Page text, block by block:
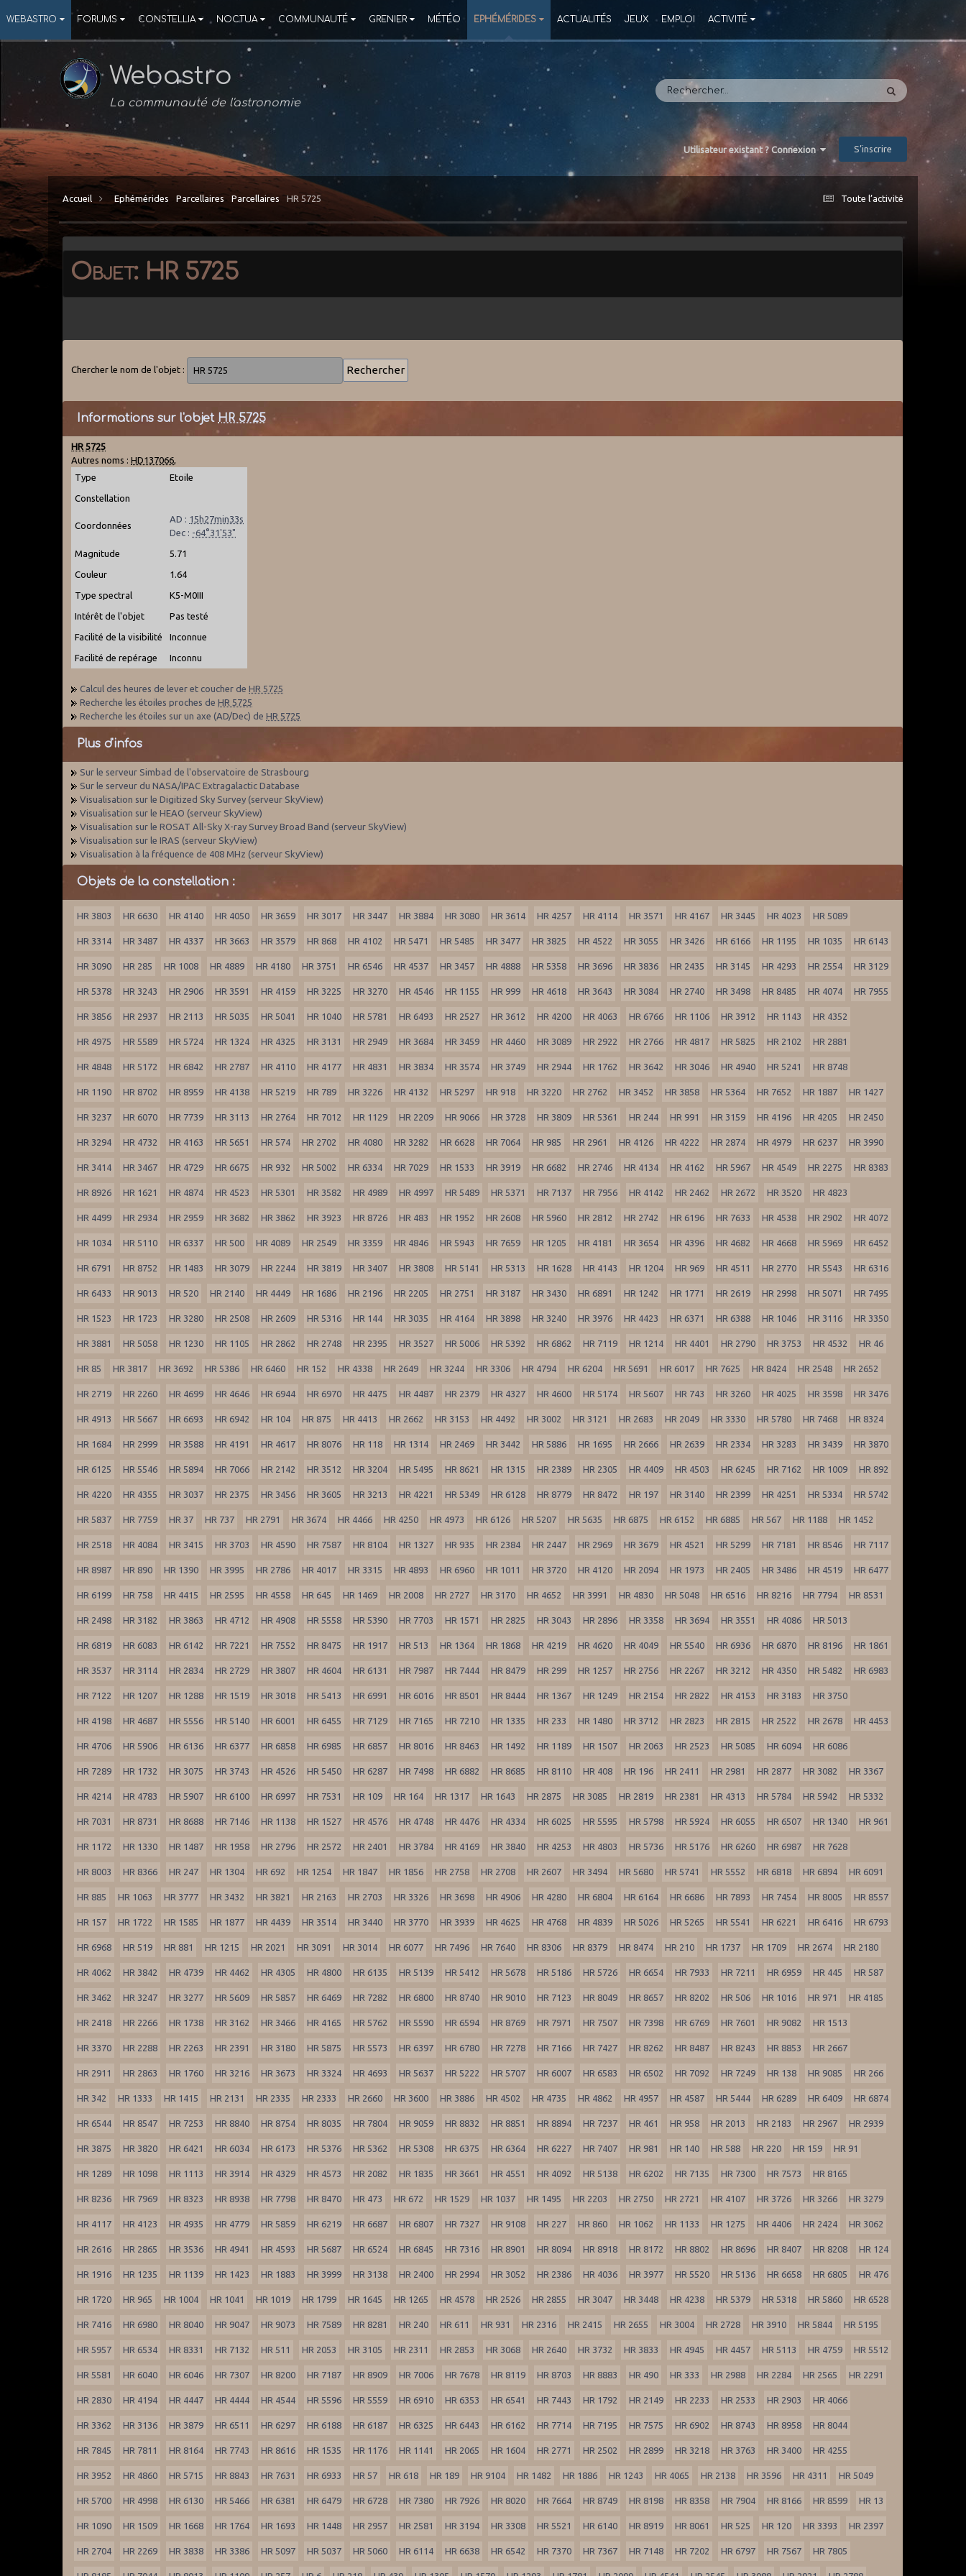
WEBASTRO FORUMS CONSTELLIA NOCTUA COMMUNAUTÉ GRENIER MÉTÉO EPHÉMÉRIDES ACTUALITÉS JEUX EMPLOI ACTIVITÉ
Webastro
La communauté de l'astronomie
Utilisateur existant ? Connexion S’inscrire
Toute l’activité
Accueil Ephémérides Parcellaires Parcellaires HR 5725
Objet: HR 5725
Chercher le nom de l'objet :
Informations sur l'objet HR 5725
HR 5725
Autres noms :HD137066
Type
Etoile
Constellation
Coordonnées
AD : 15h27min33s
Dec : -64°31'53"
Magnitude 5.71
Couleur 1.64
Type spectral K5-M0III
Intérêt de l'objet Pas testé
Facilité de la visibilité Inconnue
Facilité de repérage Inconnu
Calcul des heures de lever et coucher deHR 5725
Recherche les étoiles proches deHR 5725
Recherche les étoiles sur un axe (AD/Dec) deHR 5725
Plus d'infos
Sur le serveur Simbad de l'observatoire de Strasbourg
Sur le serveur du NASA/IPAC Extragalactic Database
Visualisation sur le Digitized Sky Survey (serveur SkyView)
Visualisation sur le HEAO (serveur SkyView)
Visualisation sur le ROSAT All-Sky X-ray Survey Broad Band (serveur SkyView)
Visualisation sur le IRAS (serveur SkyView)
Visualisation à la fréquence de 408 MHz (serveur SkyView)
Objets de la constellation :
HR 3803 HR 6630 HR 4140 HR 4050 HR 3659 HR 3017 HR 3447 HR 3884 HR 3080 HR 3614 HR 4257 HR 4114 HR 3571 HR 4167 HR 3445 HR 4023 HR 5089
HR 3314 HR 3487 HR 4337 HR 3663 HR 3579 HR 868 HR 4102 HR 5471 HR 5485 HR 3477 HR 3825 HR 4522 HR 3055 HR 3426 HR 6166 HR 1195 HR 1035 HR 6143
HR 3090 HR 285 HR 1008 HR 4889 HR 4180 HR 3751 HR 6546 HR 4537 HR 3457 HR 4888 HR 5358 HR 3696 HR 3836 HR 2435 HR 3145 HR 4293 HR 2554 HR 3129
HR 5378 HR 3243 HR 2906 HR 3591 HR 4159 HR 3225 HR 3270 HR 4546 HR 1155 HR 999 HR 4618 HR 3643 HR 3084 HR 2740 HR 3498 HR 8485 HR 4074 HR 7955
HR 3856 HR 2937 HR 2113 HR 5035 HR 5041 HR 1040 HR 5781 HR 6493 HR 2527 HR 3612 HR 4200 HR 4063 HR 6766 HR 1106 HR 3912 HR 1143 HR 4352
HR 4975 HR 5589 HR 5724 HR 1324 HR 4325 HR 3131 HR 2949 HR 3684 HR 3459 HR 4460 HR 3089 HR 2922 HR 2766 HR 4817 HR 5825 HR 2102 HR 2881
HR 4848 HR 5172 HR 6842 HR 2787 HR 4110 HR 4177 HR 4831 HR 3834 HR 3574 HR 3749 HR 2944 HR 1762 HR 3642 HR 3046 HR 4940 HR 5241 HR 8748
HR 1190 HR 8702 HR 8959 HR 4138 HR 5219 HR 789 HR 3226 HR 4132 HR 5297 HR 918 HR 3220 HR 2762 HR 3452 HR 3858 HR 5364 HR 7652 HR 1887 HR 1427
HR 3237 HR 6070 HR 7739 HR 3113 HR 2764 HR 7012 HR 1129 HR 2209 HR 9066 HR 3728 HR 3809 HR 5361 HR 244 HR 991 HR 3159 HR 4196 HR 4205 HR 2450
HR 3294 HR 4732 HR 4163 HR 5651 HR 574 HR 2702 HR 4080 HR 3282 HR 6628 HR 7064 HR 985 HR 2961 HR 4126 HR 4222 HR 2874 HR 4979 HR 6237 HR 3990
HR 3414 HR 3467 HR 4729 HR 6675 HR 932 HR 5002 HR 6334 HR 7029 HR 1533 HR 3919 HR 6682 HR 2746 HR 4134 HR 4162 HR 5967 HR 4549 HR 2275 HR 8383
HR 8926 HR 1621 HR 4874 HR 4523 HR 5301 HR 3582 HR 4989 HR 4997 HR 5489 HR 5371 HR 7137 HR 7956 HR 4142 HR 2462 HR 2672 HR 3520 HR 4823
HR 4499 HR 2934 HR 2959 HR 3682 HR 3862 HR 3923 HR 8726 HR 483 HR 1952 HR 2608 HR 5960 HR 2812 HR 2742 HR 6196 HR 7633 HR 4538 HR 2902 HR 4072
HR 1034 HR 5110 HR 6337 HR 500 HR 4089 HR 2549 HR 3359 HR 4846 HR 5943 HR 7659 HR 1205 HR 4181 HR 3654 HR 4396 HR 4682 HR 4668 HR 5969 HR 6452
HR 6791 HR 8752 HR 1483 HR 3079 HR 2244 HR 3819 HR 3407 HR 3808 HR 5141 HR 5313 HR 1628 HR 4143 HR 1204 HR 969 HR 4511 HR 2770 HR 5543 HR 6316
HR 6433 HR 9013 HR 520 HR 2140 HR 4449 HR 1686 HR 2196 HR 2205 HR 2751 HR 3187 HR 3430 HR 6891 HR 1242 HR 1771 HR 2619 HR 2998 HR 5071 HR 7495
HR 1523 HR 1723 HR 3280 HR 2508 HR 2609 HR 5316 HR 144 HR 3035 HR 4164 HR 3898 HR 3240 HR 3976 HR 4423 HR 6371 HR 6388 HR 1046 HR 3116 HR 3350
HR 3881 HR 5058 HR 1230 HR 1105 HR 2862 HR 2748 HR 2395 HR 3527 HR 5006 HR 5392 HR 6862 HR 7119 HR 1214 HR 4401 HR 2790 HR 3753 HR 4532 HR 46
HR 85 HR 3817 HR 3692 HR 5386 HR 6460 HR 152 HR 4338 HR 2649 HR 3244 HR 3306 HR 4794 HR 6204 HR 5691 HR 6017 HR 7625 HR 8424 HR 2548 HR 2652
HR 2719 HR 2260 HR 4699 HR 4646 HR 6944 HR 6970 HR 4475 HR 4487 HR 2379 HR 4327 HR 4600 HR 5174 HR 5607 HR 743 HR 3260 HR 4025 HR 3598 HR 3476
HR 4913 HR 5667 HR 6693 HR 6942 HR 104 HR 875 HR 4413 HR 2662 HR 3153 HR 4492 HR 3002 HR 3121 HR 2683 HR 2049 HR 3330 HR 5780 HR 7468 HR 8324
HR 1684 HR 2999 HR 3588 HR 4191 HR 4617 HR 8076 HR 118 HR 1314 HR 2469 HR 3442 HR 5886 HR 1695 HR 2666 HR 2639 HR 2334 HR 3283 HR 3439 HR 3870
HR 6125 HR 5546 HR 5894 HR 7066 HR 2142 HR 3512 HR 3204 HR 5495 HR 8621 HR 1315 HR 2389 HR 2305 HR 4409 HR 4503 HR 6245 HR 7162 HR 1009 HR 892
HR 4220 HR 4355 HR 3037 HR 2375 HR 3456 HR 3605 HR 3213 HR 4221 HR 5349 HR 6128 HR 8779 HR 8472 HR 197 HR 3140 HR 2399 HR 4251 HR 5334 HR 5742
HR 5837 HR 7759 HR 37 HR 737 HR 2791 HR 3674 HR 4466 HR 4250 HR 4973 HR 6126 HR 5207 HR 5635 HR 6875 HR 6152 HR 6885 HR 567 HR 1188 HR 1452
HR 2518 HR 4084 HR 3415 HR 3703 HR 4590 HR 7587 HR 8104 HR 1327 HR 935 HR 2384 HR 2447 HR 2969 HR 3679 HR 4521 HR 5299 HR 7181 HR 8546 HR 7117
HR 8987 HR 890 HR 1390 HR 3995 HR 2786 HR 4017 HR 3315 HR 4893 HR 6960 HR 1011 HR 3720 HR 4120 HR 2094 HR 1973 HR 2405 HR 3486 HR 4519 HR 6477
HR 6199 HR 758 HR 4415 HR 2595 HR 4558 HR 645 HR 1469 HR 2008 HR 2727 HR 3170 HR 4652 HR 3991 HR 4830 HR 5048 HR 6516 HR 8216 HR 7794 HR 8531
HR 2498 HR 3182 HR 3863 HR 4712 HR 4908 HR 5558 HR 5390 HR 7703 HR 1571 HR 2825 HR 3043 HR 2896 HR 3358 HR 3694 HR 3551 HR 4086 HR 5013
HR 6819 HR 6083 HR 6142 HR 7221 HR 7552 HR 8475 HR 1917 HR 513 HR 1364 HR 1868 HR 4219 HR 4620 HR 4049 HR 5540 HR 6936 HR 6870 HR 8196 HR 1861
HR 3537 HR 3114 HR 2834 HR 2729 HR 3807 HR 4604 HR 6131 HR 7987 HR 7444 HR 8479 HR 299 HR 1257 HR 2756 HR 2267 HR 3212 HR 4350 HR 5482 HR 6983
HR 7122 HR 1207 HR 1288 HR 1519 HR 3018 HR 5413 HR 6991 HR 6016 HR 8501 HR 8444 HR 1367 HR 1249 HR 2154 HR 2822 HR 4153 HR 3183 HR 3750
HR 4198 HR 4687 HR 5556 HR 5140 HR 6001 HR 6455 HR 7129 HR 7165 HR 7210 HR 1335 HR 233 HR 1480 HR 3712 HR 2823 HR 2815 HR 2522 HR 2678 HR 4453
HR 4706 HR 5906 HR 6136 HR 6377 HR 6858 HR 6985 HR 6857 HR 8016 HR 8463 HR 1492 HR 1189 HR 1507 HR 2063 HR 2523 HR 5085 HR 6094 HR 6086
HR 7289 HR 1732 HR 3075 HR 3743 HR 4526 HR 5450 HR 6287 HR 7498 HR 6882 HR 8685 HR 8110 HR 408 HR 196 HR 2411 HR 2981 HR 2877 HR 3082 HR 3367
HR 4214 HR 4783 HR 5907 HR 6100 HR 6997 HR 7531 HR 109 HR 164 HR 1317 HR 1643 HR 2875 HR 3085 HR 2819 HR 2381 HR 4313 HR 5784 HR 5942 HR 5332
HR 7031 HR 8731 HR 8688 HR 7146 HR 1138 HR 1527 HR 4576 HR 4748 HR 4476 HR 4334 HR 6025 HR 5595 HR 5798 HR 5924 HR 6055 HR 6507 HR 1340 HR 961
HR 1172 HR 1330 HR 1487 HR 1958 HR 2796 HR 2572 HR 2401 HR 3784 HR 4169 HR 3840 HR 4253 HR 4803 HR 5736 HR 5176 HR 6260 HR 6987 HR 7628
HR 8003 HR 8366 HR 247 HR 1304 HR 692 HR 1254 HR 1847 HR 1856 HR 2758 HR 2708 HR 2607 HR 3494 HR 5680 HR 5741 HR 5552 HR 6818 HR 6894 HR 6091
HR 885 HR 1063 HR 3777 HR 3432 HR 3821 HR 2163 HR 2703 HR 3326 HR 3698 HR 4906 HR 4280 HR 6804 HR 6164 HR 6686 HR 7893 HR 7454 HR 8005 HR 8557
HR 157 HR 1722 HR 1585 HR 1877 HR 4439 HR 3514 HR 3440 HR 3770 HR 3939 HR 4625 HR 4768 HR 4839 HR 5026 HR 5265 HR 5541 HR 6221 HR 6416 HR 6793
HR 6968 HR 519 HR 881 HR 1215 HR 2021 HR 3091 HR 3014 HR 6077 HR 7496 HR 7640 HR 8306 HR 8379 HR 8474 HR 210 HR 1737 HR 1709 HR 2674 HR 2180
HR 4062 HR 3842 HR 4739 HR 4462 HR 4305 HR 4800 HR 6135 HR 5139 HR 5412 HR 5678 HR 5186 HR 5726 HR 6654 HR 7933 HR 7211 HR 6959 HR 445 HR 587
HR 3462 HR 3247 HR 3277 HR 5609 HR 5857 HR 6469 HR 7282 HR 6800 HR 8740 HR 9010 HR 7123 HR 8049 HR 8657 HR 8202 HR 506 HR 1016 HR 971 HR 4185
HR 2418 HR 2266 HR 1738 HR 3162 HR 3466 HR 4165 HR 5762 HR 5590 HR 6594 HR 8769 HR 7971 HR 7507 HR 7398 HR 6769 HR 7601 HR 9082 HR 1513
HR 3370 HR 2288 HR 2263 HR 2391 HR 3180 HR 5875 HR 5573 HR 6397 HR 6780 HR 7278 HR 7166 HR 7427 HR 8262 HR 8487 HR 8243 HR 8853 HR 2667
HR 2911 HR 2863 HR 1760 HR 3216 HR 3673 HR 3324 HR 4693 HR 5637 HR 5222 HR 5707 HR 6007 HR 6583 HR 6502 HR 7092 HR 7249 HR 138 HR 9085 HR 266
HR 342 HR 1333 HR 1415 HR 2131 HR 2335 HR 2333 HR 2660 HR 3600 HR 3886 HR 4502 HR 4735 HR 4862 HR 4957 HR 4587 HR 5444 HR 6289 HR 6409 HR 6874
HR 6544 HR 8547 HR 7253 HR 8840 HR 8754 HR 8035 HR 7804 HR 9059 HR 8832 HR 8851 HR 8894 HR 7237 HR 461 HR 958 HR 2013 HR 2183 HR 2967 HR 2939
HR 3875 HR 3820 HR 6421 HR 6034 HR 6173 HR 5376 HR 5362 HR 5308 HR 6375 HR 6364 HR 6227 HR 7407 HR 981 HR 140 HR 588 HR 220 HR 159 HR 91
HR 1289 HR 1098 HR 1113 HR 3914 HR 4329 HR 4573 HR 2082 HR 1835 HR 3661 HR 4551 HR 4092 HR 5138 HR 6202 HR 7135 HR 7300 HR 7573 HR 8165
HR 8236 HR 7969 HR 8323 HR 8938 HR 7798 HR 8470 HR 473 HR 672 HR 1529 HR 1037 HR 1495 HR 2203 HR 2750 HR 2721 HR 4107 HR 3726 HR 3266 HR 3279
HR 4117 HR 4123 HR 4935 HR 4779 HR 5859 HR 6219 HR 6687 HR 6807 HR 7327 HR 9108 HR 227 HR 860 HR 1062 HR 1133 HR 1275 HR 4406 HR 2424 HR 3062
HR 2616 HR 2865 HR 3536 HR 4941 HR 4593 HR 5687 HR 6524 HR 6845 HR 7316 HR 8901 HR 8094 HR 8918 HR 8172 HR 8802 HR 8696 HR 8407 HR 8208 HR 124
HR 1916 HR 1235 HR 1139 HR 1423 HR 1883 HR 3999 HR 3138 HR 2400 HR 2994 HR 3052 HR 2386 HR 4036 HR 3977 HR 5520 HR 5136 HR 6658 HR 6805 HR 476
HR 1720 HR 965 HR 1004 HR 1041 HR 1019 HR 1799 HR 1645 HR 1265 HR 4578 HR 2526 HR 2855 HR 3047 HR 3448 HR 4238 HR 5379 HR 5318 HR 5860 HR 6528
HR 7416 HR 6980 HR 8040 HR 9047 HR 9073 HR 7589 HR 8281 HR 240 HR 611 HR 931 HR 2316 HR 2415 HR 2655 HR 3004 HR 2728 HR 3910 HR 5844 HR 5195
HR 5957 HR 6534 HR 8331 HR 7132 HR 511 HR 2053 HR 3105 HR 2311 HR 2853 HR 3068 HR 2640 HR 3732 HR 3833 HR 4945 HR 4457 HR 5113 HR 4759 HR 5512
HR 5581 HR 6040 HR 6046 HR 7307 HR 8200 HR 7187 HR 8909 HR 7006 HR 7678 HR 8119 HR 8703 HR 8883 HR 490 HR 333 HR 2988 HR 2284 HR 2565 HR 2291
HR 2830 HR 4194 HR 4447 HR 4444 HR 4544 HR 5596 HR 5559 HR 6910 HR 6353 HR 6541 HR 7443 HR 1792 HR 2149 HR 2233 HR 2533 HR 2903 HR 4066
HR 3362 HR 3136 HR 3879 HR 6511 HR 6297 HR 6188 HR 6187 HR 6325 HR 6443 HR 6162 HR 7714 HR 7195 HR 7575 HR 6902 HR 8743 HR 8958 HR 8044
HR 7845 HR 7811 HR 8164 HR 7743 HR 8616 HR 1535 HR 1176 HR 1141 HR 2065 HR 1604 HR 2771 HR 2502 HR 2899 HR 3218 HR 3763 HR 3400 HR 4255
HR 3952 HR 4860 HR 5715 HR 8843 HR 7631 HR 6933 HR 57 HR 618 HR 189 HR 9104 HR 1482 HR 1886 HR 1243 HR 4065 HR 2138 HR 3596 HR 4311 HR 5049
HR 5700 HR 4998 HR 6130 HR 5466 HR 6381 HR 6479 HR 6728 HR 7380 HR 7926 HR 8020 HR 7664 HR 8749 HR 8198 HR 8358 HR 7904 HR 8166 HR 8599 HR 13
HR 1090 HR 1509 HR 1668 HR 1764 HR 1693 HR 1448 HR 2957 HR 2581 HR 3194 HR 3308 HR 5521 HR 6140 HR 8919 HR 8061 HR 525 HR 120 HR 3393 HR 2397
HR 2704 HR 2269 HR 3838 HR 3386 HR 5097 HR 5037 HR 5060 HR 6114 HR 6638 HR 6542 HR 7370 HR 7367 HR 7148 HR 7202 HR 6797 HR 7567 HR 7805